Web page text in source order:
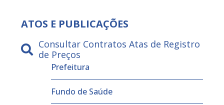
ATOS E PUBLICAÇÕES
Consultar Contratos Atas de Registro
de Preços
Prefeitura
Fundo de Saúde